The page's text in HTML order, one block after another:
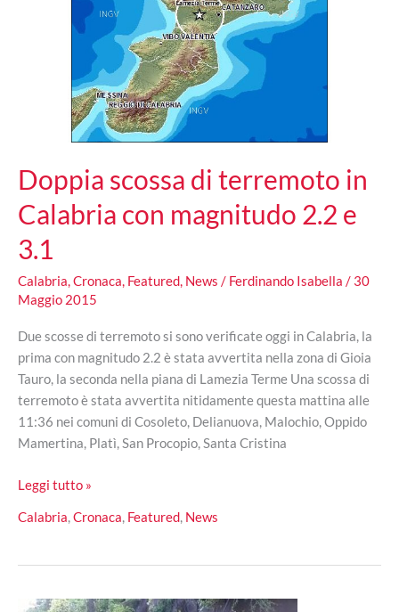
Doppia scossa di terremoto in
Calabria con magnitudo 2.2 e
3.1
Calabria,Cronaca, Featured, News / Ferdinando Isabella / 30
Maggio 2015
Due scosse di terremoto si sono verificate oggi in Calabria, la
prima con magnitudo 2.2 è stata avvertita nella zona di Gioia
Tauro, la seconda nella piana di Lamezia Terme Una scossa di
terremoto è stata avvertita nitidamente questa mattina alle
11:36 nei comuni di Cosoleto, Delianuova, Malochio, Oppido
Mamertina, Platì, San Procopio, Santa Cristina
Doppia
di
in
Leggi tutto »
Calabria,Cronaca, Featured, News